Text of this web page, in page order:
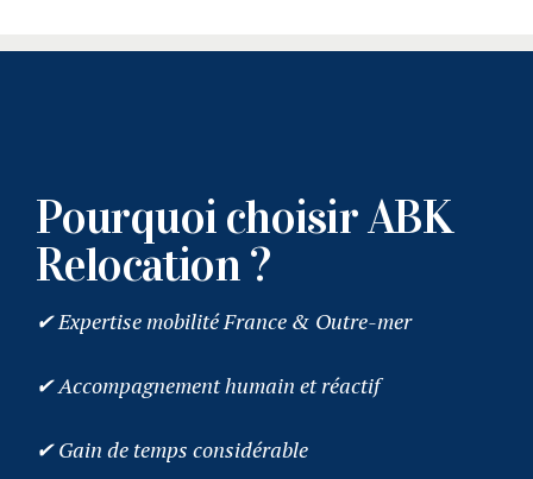
Pourquoi choisir ABK
Relocation ?
✔ Expertise mobilité France & Outre-mer
✔ Accompagnement humain et réactif
✔ Gain de temps considérable